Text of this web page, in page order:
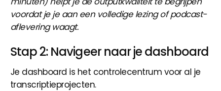
voordat je je aan een volledige lezing of podcast-
aflevering waagt.
Stap 2: Navigeer naar je dashboard
Je dashboard is het controlecentrum voor al je
transcriptieprojecten.